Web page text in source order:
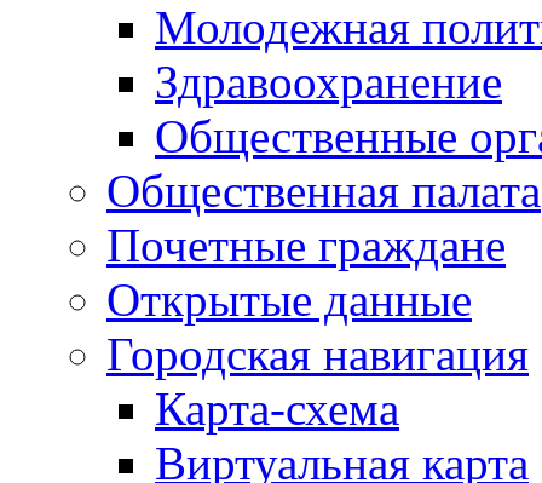
Молодежная
Здравоохранение
Общественные
Общественная палата
Почетные граждане
Открытые данные
Городская навигация
Карта-схема
Виртуальная карта